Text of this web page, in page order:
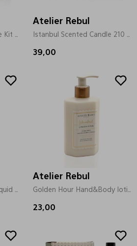
Atelier Rebul
39,00
Atelier Rebul
23,00